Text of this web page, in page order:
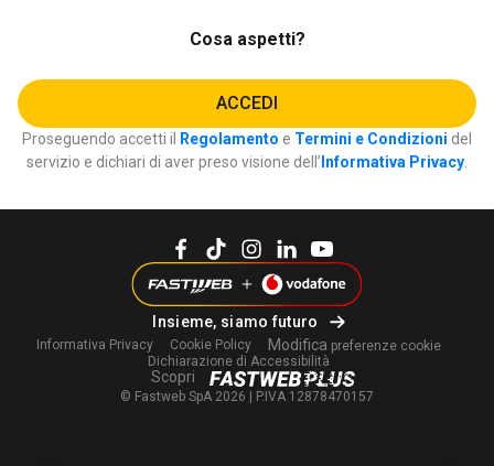
Cosa aspetti?
ACCEDI
Proseguendo accetti il Regolamento e Termini e Condizioni del
servizio e dichiari di aver preso visione dell’ Informativa Privacy
© Fastweb SpA 2026 | P.IVA 12878470157
Insieme, siamo futuro
Informativa Privacy Cookie Policy Modifica preferenze cookie
Dichiarazione di Accessibilità
Scopri